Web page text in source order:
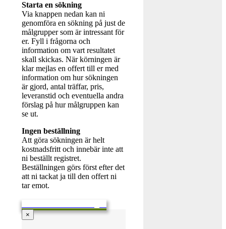
Starta en sökning
Via knappen nedan kan ni
genomföra en sökning på just de
målgrupper som är intressant för
er. Fyll i frågorna och
information om vart resultatet
skall skickas. När körningen är
klar mejlas en offert till er med
information om hur sökningen
är gjord, antal träffar, pris,
leveranstid och eventuella andra
förslag på hur målgruppen kan
se ut.
Ingen beställning
Att göra sökningen är helt
kostnadsfritt och innebär inte att
ni beställt registret.
Beställningen görs först efter det
att ni tackat ja till den offert ni
tar emot.
×